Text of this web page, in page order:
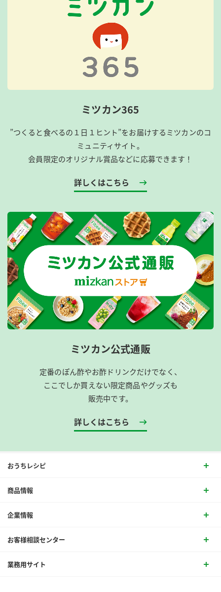
ミツカン365
”つくると食べるの１日１ヒント”をお届けするミツカンのコ
ミュニティサイト。
会員限定のオリジナル賞品などに応募できます！
詳しくはこちら
ミツカン公式通販
定番のぽん酢やお酢ドリンクだけでなく、
ここでしか買えない限定商品やグッズも
販売中です。
詳しくはこちら
おうちレシピ
商品情報
企業情報
お客様相談センター
業務用サイト